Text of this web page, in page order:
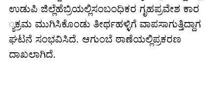
ಉಡುಪಿ ಜಿಲ್ಲೆಹೆಬ್ರಿಯಲ್ಲಿಸಂಬಂಧಿಕರ ಗೃಹಪ್ರವೇಶ ಕಾರ
್ಯಕ್ರಮ ಮುಗಿಸಿಕೊಂಡು ತೀರ್ಥಹಳ್ಳಿಗೆ ವಾಪಸಾಗುತ್ತಿದ್ದಾಗ
ಘಟನೆ ಸಂಭವಿಸಿದೆ. ಆಗುಂಬೆ ಠಾಣೆಯಲ್ಲಿಪ್ರಕರಣ
ದಾಖಲಾಗಿದೆ.